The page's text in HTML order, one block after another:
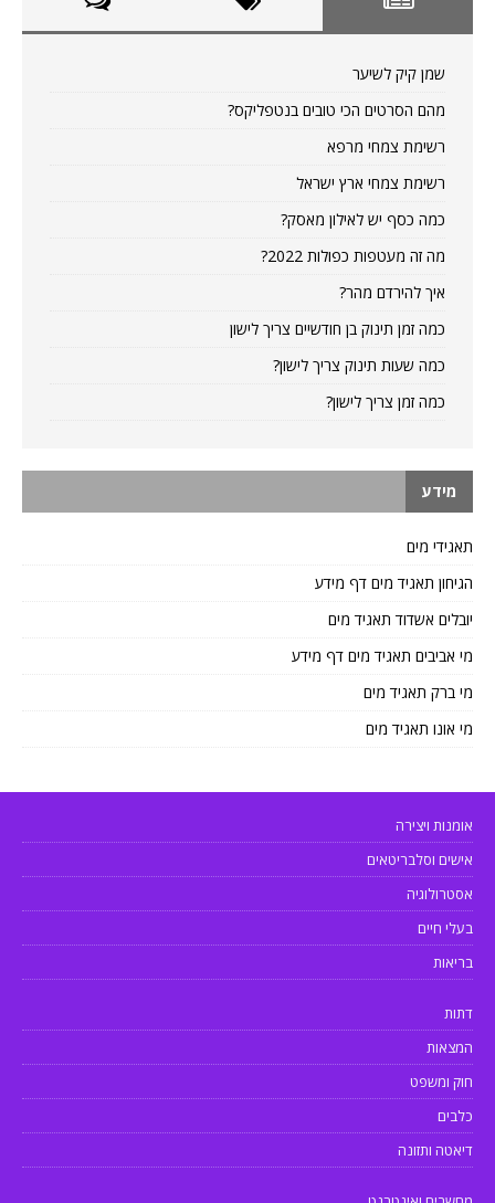
שמן קיק לשיער
מהם הסרטים הכי טובים בנטפליקס?
רשימת צמחי מרפא
רשימת צמחי ארץ ישראל
כמה כסף יש לאילון מאסק?
מה זה מעטפות כפולות 2022?
איך להירדם מהר?
כמה זמן תינוק בן חודשיים צריך לישון
כמה שעות תינוק צריך לישון?
כמה זמן צריך לישון?
מידע
תאגידי מים
הגיחון תאגיד מים דף מידע
יובלים אשדוד תאגיד מים
מי אביבים תאגיד מים דף מידע
מי ברק תאגיד מים
מי אונו תאגיד מים
אומנות ויצירה
אישים וסלבריטאים
אסטרולוגיה
בעלי חיים
בריאות
דתות
המצאות
חוק ומשפט
כלבים
דיאטה ותזונה